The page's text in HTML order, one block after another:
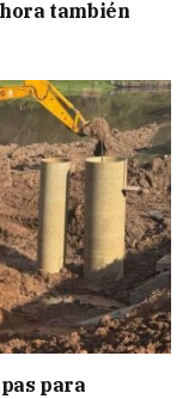
también
para